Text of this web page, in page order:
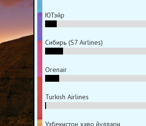
ЮТэйр
Сибирь (S7 Airlines)
Orenair
Turkish Airlines
Узбекистон хаво йуллари